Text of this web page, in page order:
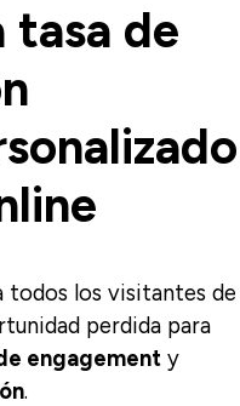
tasa de
todos los visitantes de
perdida para
engagementy
.